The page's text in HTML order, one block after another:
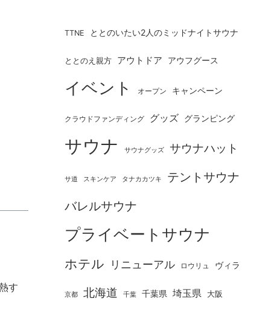
す
TTNE ととのいたい2人のミッドナイトサウナ
ととのえ親方 アウトドア アウフグース
イベント オープン キャンペーン
クラウドファンディング グッズ グランピング
サウナ サウナグッズ サウナハット
サ道 スキンケア タナカカツキ
テントサウナ
バレルサウナ
プライベートサウナ
ホテル リニューアル ロウリュ ヴィラ
京都 北海道 千葉 千葉県 埼玉県 大阪